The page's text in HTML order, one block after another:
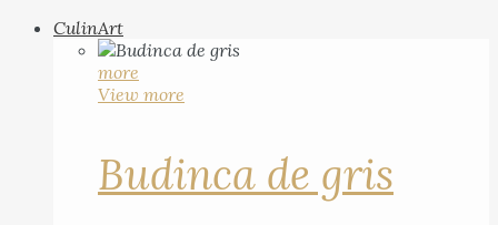
CulinArt
more
View more
Budinca de gris